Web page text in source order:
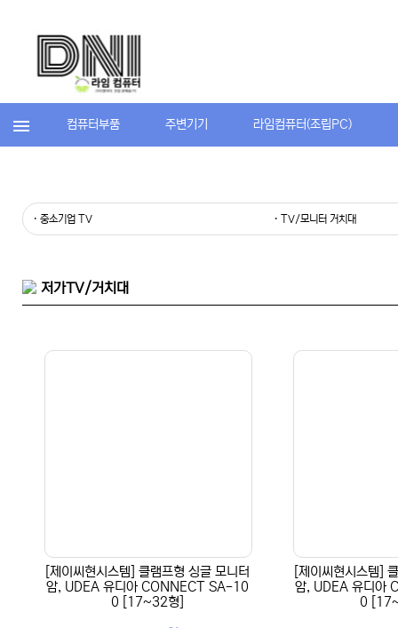
컴퓨터부품 주변기기 라임컴퓨터(조립PC)
· 중소기업 TV · TV/모니터 거치대
저가TV/거치대
[제이씨현시스템] 클램프형 싱글 모니터
암, UDEA 유디아 CONNECT SA-10
0 [17~32형]
[제이씨현시스템]
암, UDEA 유디아
0